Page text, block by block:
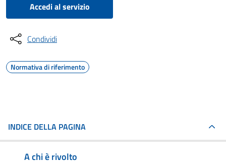
Accedi al servizio
Condividi
Normativa di riferimento
INDICE DELLA PAGINA
A chi è rivolto